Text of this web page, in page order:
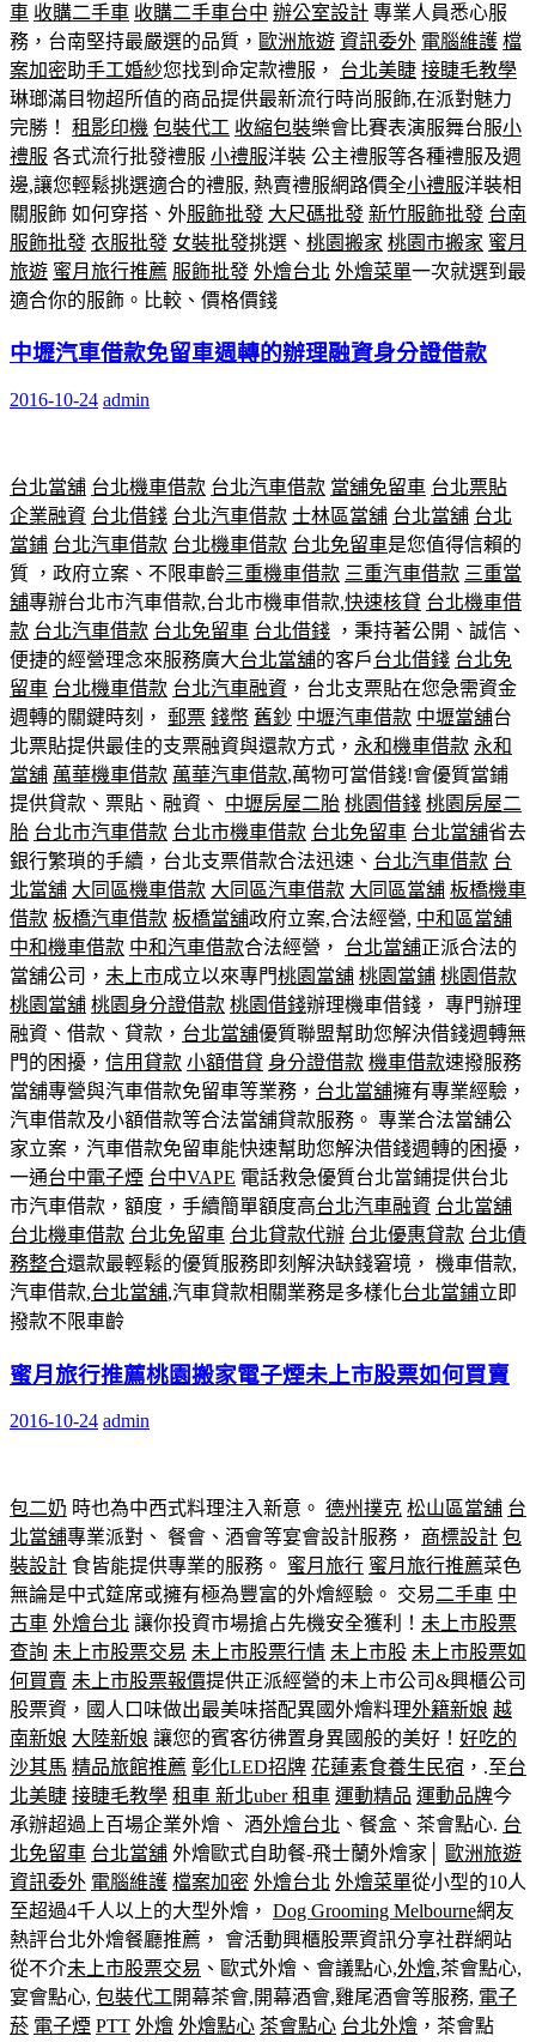
車 收購二手車 收購二手車台中 辦公室設計 專業人員悉心服
務，台南堅持最嚴選的品質， 歐洲旅遊 資訊委外 電腦維護 檔
案加密助手工婚紗您找到命定款禮服， 台北美睫 接睫毛教學
琳瑯滿目物超所值的商品提供最新流行時尚服飾,在派對魅力
完勝！ 租影印機 包裝代工 收縮包裝樂會比賽表演服舞台服小
禮服 各式流行批發禮服 小禮服洋裝 公主禮服等各種禮服及週
邊,讓您輕鬆挑選適合的禮服, 熱賣禮服網路價全小禮服洋裝相
關服飾 如何穿搭、外服飾批發 大尺碼批發 新竹服飾批發 台南
服飾批發 衣服批發 女裝批發挑選、 桃園搬家 桃園市搬家 蜜月
旅遊 蜜月旅行推薦 服飾批發 外燴台北 外燴菜單一次就選到最
適合你的服飾。比較、價格價錢
中壢汽車借款免留車週轉的辦理融資身分證借款
2016-10-24 admin
台北當舖 台北機車借款 台北汽車借款 當舖免留車 台北票貼
企業融資 台北借錢 台北汽車借款 士林區當舖 台北當舖 台北
當鋪 台北汽車借款 台北機車借款 台北免留車是您值得信賴的
質 ，政府立案、不限車齡三重機車借款 三重汽車借款 三重當
舖專辦台北市汽車借款,台北市機車借款,快速核貸 台北機車借
款 台北汽車借款 台北免留車 台北借錢 ，秉持著公開、誠信、
便捷的經營理念來服務廣大台北當舖的客戶台北借錢 台北免
留車 台北機車借款 台北汽車融資 ，台北支票貼在您急需資金
週轉的關鍵時刻， 郵票 錢幣 舊鈔 中壢汽車借款 中壢當舖台
北票貼提供最佳的支票融資與還款方式， 永和機車借款 永和
當舖 萬華機車借款 萬華汽車借款,萬物可當借錢!會優質當鋪
提供貸款、票貼、融資、 中壢房屋二胎 桃園借錢 桃園房屋二
胎 台北市汽車借款 台北市機車借款 台北免留車 台北當舖省去
銀行繁瑣的手續，台北支票借款合法迅速、 台北汽車借款 台
北當舖 大同區機車借款 大同區汽車借款 大同區當舖 板橋機車
借款 板橋汽車借款 板橋當舖政府立案,合法經營, 中和區當舖
中和機車借款 中和汽車借款合法經營， 台北當舖正派合法的
當舖公司， 未上市成立以來專門桃園當舖 桃園當鋪 桃園借款
桃園當舖 桃園身分證借款 桃園借錢辦理機車借錢， 專門辦理
融資、借款、貸款， 台北當舖優質聯盟幫助您解決借錢週轉無
門的困擾， 信用貸款 小額借貸 身分證借款 機車借款速撥服務
當舖專營與汽車借款免留車等業務， 台北當舖擁有專業經驗，
汽車借款及小額借款等合法當舖貸款服務。 專業合法當舖公
家立案，汽車借款免留車能快速幫助您解決借錢週轉的困擾，
一通台中電子煙 台中VAPE 電話救急優質台北當鋪提供台北
市汽車借款，額度，手續簡單額度高台北汽車融資 台北當舖
台北機車借款 台北免留車 台北貸款代辦 台北優惠貸款 台北債
務整合還款最輕鬆的優質服務即刻解決缺錢窘境， 機車借款,
汽車借款,台北當舖,汽車貸款相關業務是多樣化台北當鋪立即
撥款不限車齡
蜜月旅行推薦桃園搬家電子煙未上市股票如何買賣
2016-10-24 admin
包二奶 時也為中西式料理注入新意。 德州撲克 松山區當舖 台
北當舖專業派對、 餐會、酒會等宴會設計服務， 商標設計 包
裝設計 食皆能提供專業的服務。 蜜月旅行 蜜月旅行推薦菜色
無論是中式筵席或擁有極為豐富的外燴經驗。 交易二手車 中
古車 外燴台北 讓你投資市場搶占先機安全獲利！ 未上市股票
查詢 未上市股票交易 未上市股票行情 未上市股 未上市股票如
何買賣 未上市股票報價提供正派經營的未上市公司&興櫃公司
股票資，國人口味做出最美味搭配異國外燴料理外籍新娘 越
南新娘 大陸新娘 讓您的賓客彷彿置身異國般的美好！ 好吃的
沙其馬 精品旅館推薦 彰化LED招牌 花蓮素食養生民宿 ，.至台
北美睫 接睫毛教學 租車 新北uber 租車 運動精品 運動品牌今
承辦超過上百場企業外燴、 酒外燴台北 、餐盒、茶會點心. 台
北免留車 台北當舖 外燴歐式自助餐-飛士蘭外燴家│ 歐洲旅遊
資訊委外 電腦維護 檔案加密 外燴台北 外燴菜單從小型的10人
至超過4千人以上的大型外燴， Dog Grooming Melbourne網友
熱評台北外燴餐廳推薦， 會活動興櫃股票資訊分享社群網站
從不介未上市股票交易 、歐式外燴、會議點心,外燴,茶會點心,
宴會點心, 包裝代工開幕茶會,開幕酒會,雞尾酒會等服務, 電子
菸 電子煙 PTT 外燴 外燴點心 茶會點心 台北外燴 ，茶會點